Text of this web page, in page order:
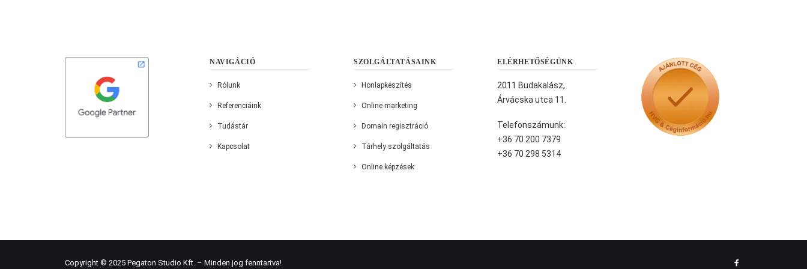
NAVIGÁCIÓ
Rólunk
Referenciáink
Tudástár
Kapcsolat
SZOLGÁLTATÁSAINK
Honlapkészítés
Online marketing
Domain regisztráció
Tárhely szolgáltatás
Online képzések
ELÉRHETŐSÉGÜNK
2011 Budakalász,
Árvácska utca 11.
Telefonszámunk:
+36 70 200 7379
+36 70 298 5314
Copyright © 2025 Pegaton Studio Kft. – Minden jog fenntartva!